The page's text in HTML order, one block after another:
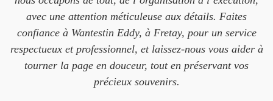
avec une attention méticuleuse aux détails. Faites
confiance à Wantestin Eddy, à Fretay, pour un service
respectueux et professionnel, et laissez-nous vous aider à
tourner la page en douceur, tout en préservant vos
précieux souvenirs.